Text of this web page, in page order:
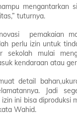
mengantarkan
tuturnya.
pemakaian
perlu izin untuk
sekolah mulai
kendaraan atau
detail
Jadi
ini bisa diproduksi
Wahid.